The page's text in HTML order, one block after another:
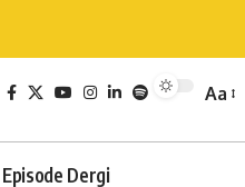
Aa
Episode Dergi